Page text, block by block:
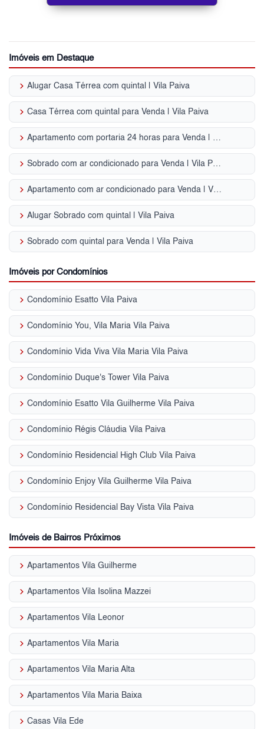
Imóveis em Destaque
keyboard_arrow_right Alugar Casa Térrea com quintal | Vila Paiva
keyboard_arrow_right Casa Térrea com quintal para Venda | Vila Paiva
keyboard_arrow_right Apartamento com portaria 24 horas para Venda | Vila Paiva
keyboard_arrow_right Sobrado com ar condicionado para Venda | Vila Paiva
keyboard_arrow_right Apartamento com ar condicionado para Venda | Vila Paiva
keyboard_arrow_right Alugar Sobrado com quintal | Vila Paiva
keyboard_arrow_right Sobrado com quintal para Venda | Vila Paiva
Imóveis por Condomínios
keyboard_arrow_right Condomínio Esatto Vila Paiva
keyboard_arrow_right Condomínio You, Vila Maria Vila Paiva
keyboard_arrow_right Condomínio Vida Viva Vila Maria Vila Paiva
keyboard_arrow_right Condomínio Duque's Tower Vila Paiva
keyboard_arrow_right Condomínio Esatto Vila Guilherme Vila Paiva
keyboard_arrow_right Condomínio Régis Cláudia Vila Paiva
keyboard_arrow_right Condomínio Residencial High Club Vila Paiva
keyboard_arrow_right Condomínio Enjoy Vila Guilherme Vila Paiva
keyboard_arrow_right Condomínio Residencial Bay Vista Vila Paiva
Imóveis de Bairros Próximos
keyboard_arrow_right Apartamentos Vila Guilherme
keyboard_arrow_right Apartamentos Vila Isolina Mazzei
keyboard_arrow_right Apartamentos Vila Leonor
keyboard_arrow_right Apartamentos Vila Maria
keyboard_arrow_right Apartamentos Vila Maria Alta
keyboard_arrow_right Apartamentos Vila Maria Baixa
keyboard_arrow_right Casas Vila Ede